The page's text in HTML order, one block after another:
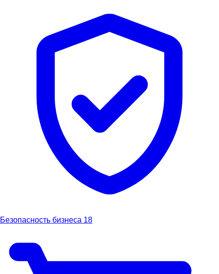
Безопасность бизнеса 18